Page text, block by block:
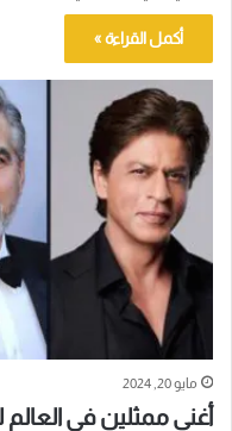
أكمل القراءة »
مايو 20, 2024